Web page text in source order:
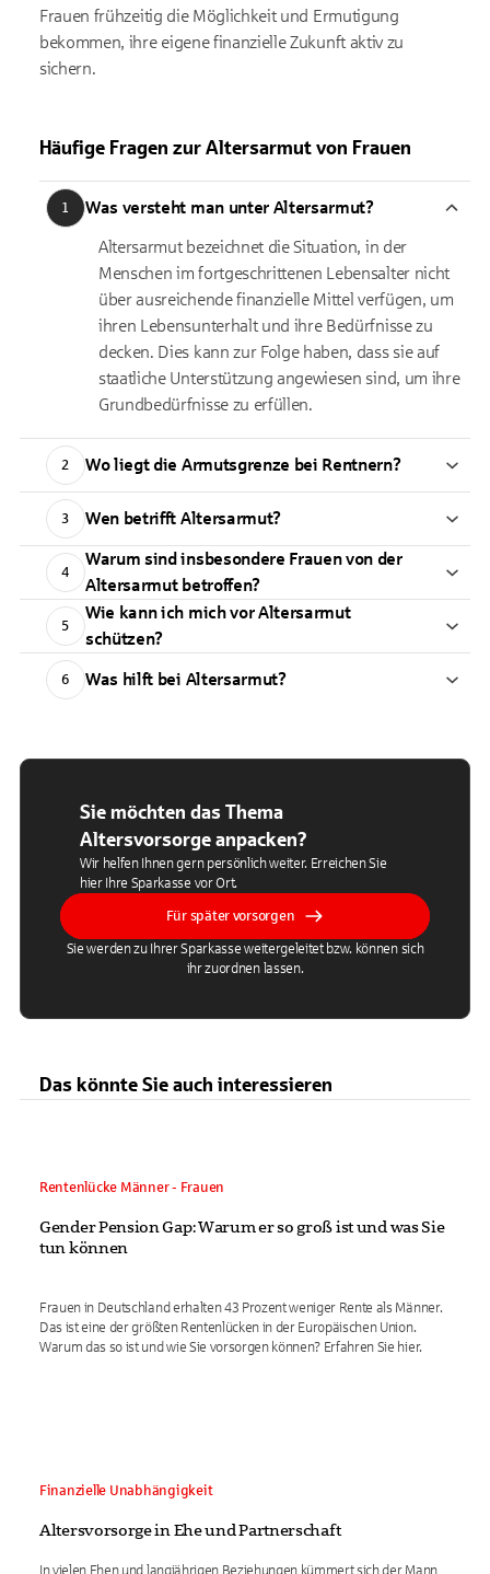
Frauen frühzeitig die Möglichkeit und Ermutigung
bekommen, ihre eigene finanzielle Zukunft aktiv zu
sichern.
Häufige Fragen zur Altersarmut von Frauen
1 Was versteht man unter Altersarmut?
Altersarmut bezeichnet die Situation, in der
Menschen im fortgeschrittenen Lebensalter nicht
über ausreichende finanzielle Mittel verfügen, um
ihren Lebensunterhalt und ihre Bedürfnisse zu
decken. Dies kann zur Folge haben, dass sie auf
staatliche Unterstützung angewiesen sind, um ihre
Grundbedürfnisse zu erfüllen.
2 Wo liegt die Armutsgrenze bei Rentnern?
3 Wen betrifft Altersarmut?
4
Warum sind insbesondere Frauen von der
Altersarmut betroffen?
5
Wie kann ich mich vor Altersarmut
schützen?
6 Was hilft bei Altersarmut?
Sie möchten das Thema
Altersvorsorge anpacken?
Wir helfen Ihnen gern persönlich weiter. Erreichen Sie
hier Ihre Sparkasse vor Ort.
Für später vorsorgen
Sie werden zu Ihrer Sparkasse weitergeleitet bzw. können sich
ihr zuordnen lassen.
Das könnte Sie auch interessieren
Rentenlücke Männer - Frauen
Gender Pension Gap: Warum er so groß ist und was Sie
tun können
Frauen in Deutschland erhalten 43 Prozent weniger Rente als Männer.
Das ist eine der größten Rentenlücken in der Europäischen Union.
Warum das so ist und wie Sie vorsorgen können? Erfahren Sie hier.
Finanzielle Unabhängigkeit
Altersvorsorge in Ehe und Partnerschaft
In vielen Ehen und langjährigen Beziehungen kümmert sich der Mann